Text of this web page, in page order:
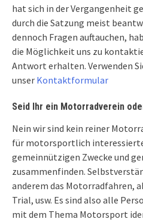
hat sich in der Vergangenheit
durch die Satzung meist
dennoch Fragen auftauchen,
die Möglichkeit uns zu
Antwort erhalten. Verwenden
unser Kontaktformular
Seid Ihr ein Motorradverein
Nein wir sind kein reiner
für motorsportlich
gemeinnützigen Zwecke und
zusammenfinden.
anderem das Motorradfahren,
Trial, usw. Es sind also alle
mit dem Thema Motorsport